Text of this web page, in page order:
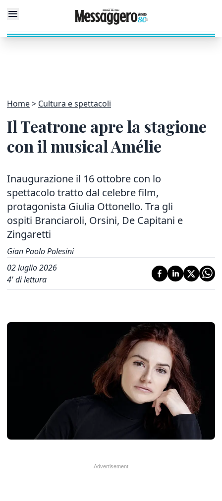
Home Cultura e spettacoli
Il Teatrone apre la stagione
con il musical Amélie
Inaugurazione il 16 ottobre con lo
spettacolo tratto dal celebre film,
protagonista Giulia Ottonello. Tra gli
ospiti Branciaroli, Orsini, De Capitani e
Zingaretti
Gian Paolo Polesini
02 luglio 2026
4' di lettura